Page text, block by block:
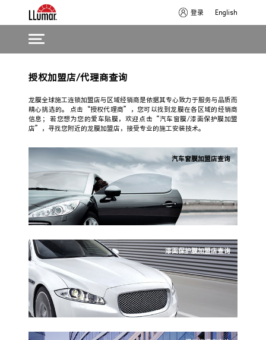
content
navigation
登录 English
授权加盟店/代理商查询
龙膜全球施工连锁加盟店与区域经销商是依据其专心致力于服务与品质而
精心挑选的。 点击“授权代理商”，您可以找到龙膜在各区域的经销商
信息； 若您想为您的爱车贴膜，欢迎点击“汽车窗膜/漆面保护膜加盟
店”，寻找您附近的龙膜加盟店，接受专业的施工安装技术。
汽车窗膜加盟店查询
漆面保护膜加盟店查询